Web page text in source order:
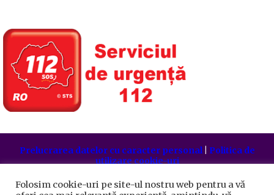
Prelucrarea datelor cu caracter personal| Politica de
utilizare cookie-uri
rezervate.
Folosim cookie-uri pe site-ul nostru web pentru a vă